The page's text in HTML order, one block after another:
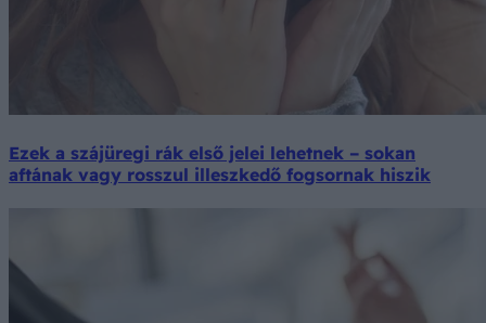
Ezek a szájüregi rák első jelei lehetnek – sokan
aftának vagy rosszul illeszkedő fogsornak hiszik